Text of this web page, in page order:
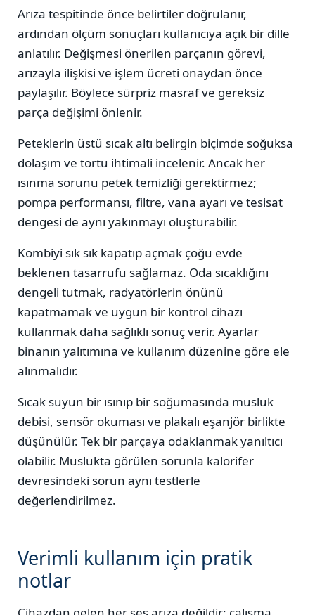
Arıza tespitinde önce belirtiler doğrulanır,
ardından ölçüm sonuçları kullanıcıya açık bir dille
anlatılır. Değişmesi önerilen parçanın görevi,
arızayla ilişkisi ve işlem ücreti onaydan önce
paylaşılır. Böylece sürpriz masraf ve gereksiz
parça değişimi önlenir.
Peteklerin üstü sıcak altı belirgin biçimde soğuksa
dolaşım ve tortu ihtimali incelenir. Ancak her
ısınma sorunu petek temizliği gerektirmez;
pompa performansı, filtre, vana ayarı ve tesisat
dengesi de aynı yakınmayı oluşturabilir.
Kombiyi sık sık kapatıp açmak çoğu evde
beklenen tasarrufu sağlamaz. Oda sıcaklığını
dengeli tutmak, radyatörlerin önünü
kapatmamak ve uygun bir kontrol cihazı
kullanmak daha sağlıklı sonuç verir. Ayarlar
binanın yalıtımına ve kullanım düzenine göre ele
alınmalıdır.
Sıcak suyun bir ısınıp bir soğumasında musluk
debisi, sensör okuması ve plakalı eşanjör birlikte
düşünülür. Tek bir parçaya odaklanmak yanıltıcı
olabilir. Muslukta görülen sorunla kalorifer
devresindeki sorun aynı testlerle
değerlendirilmez.
Verimli kullanım için pratik
notlar